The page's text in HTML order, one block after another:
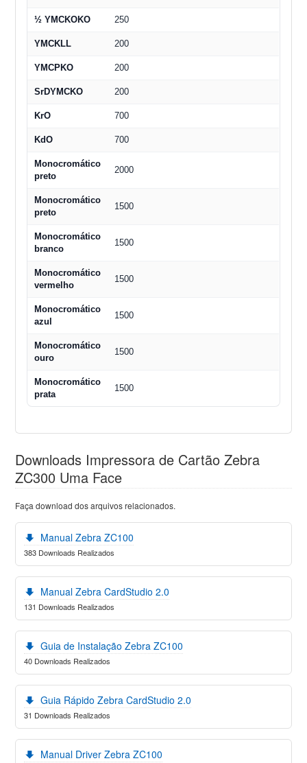
½ YMCKOKO 250
YMCKLL 200
YMCPKO 200
SrDYMCKO 200
KrO 700
KdO 700
Monocromático
preto
2000
Monocromático
preto
1500
Monocromático
branco
1500
Monocromático
vermelho
1500
Monocromático
azul
1500
Monocromático
ouro
1500
Monocromático
prata
1500
Downloads Impressora de Cartão Zebra
ZC300 Uma Face
Faça download dos arquivos relacionados.
Manual Zebra ZC100
383 Downloads Realizados
Manual Zebra CardStudio 2.0
131 Downloads Realizados
Guia de Instalação Zebra ZC100
40 Downloads Realizados
Guia Rápido Zebra CardStudio 2.0
31 Downloads Realizados
Manual Driver Zebra ZC100